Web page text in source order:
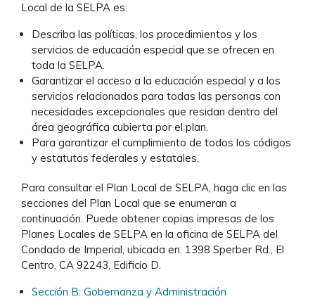
Local de la SELPA es:
Describa las políticas, los procedimientos y los
servicios de educación especial que se ofrecen en
toda la SELPA.
Garantizar el acceso a la educación especial y a los
servicios relacionados para todas las personas con
necesidades excepcionales que residan dentro del
área geográfica cubierta por el plan.
Para garantizar el cumplimiento de todos los códigos
y estatutos federales y estatales.
Para consultar el Plan Local de SELPA, haga clic en las
secciones del Plan Local que se enumeran a
continuación. Puede obtener copias impresas de los
Planes Locales de SELPA en la oficina de SELPA del
Condado de Imperial, ubicada en: 1398 Sperber Rd., El
Centro, CA 92243, Edificio D.
Sección B: Gobernanza y Administración